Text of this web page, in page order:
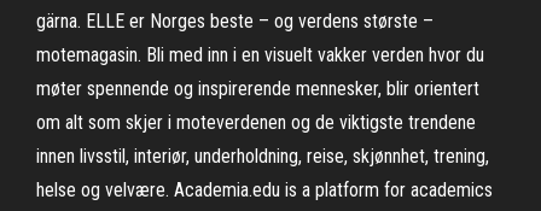
gärna. ELLE er Norges beste – og verdens største –
motemagasin. Bli med inn i en visuelt vakker verden hvor du
møter spennende og inspirerende mennesker, blir orientert
om alt som skjer i moteverdenen og de viktigste trendene
innen livsstil, interiør, underholdning, reise, skjønnhet, trening,
helse og velvære. Academia.edu is a platform for academics